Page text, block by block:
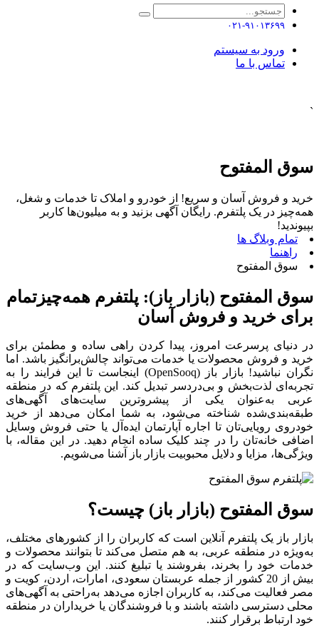
۰۲۱-۹۱۰۱۳۶۹۹
ورود به سیستم
تماس با ما
`
سوق المفتوح
خرید و فروش آسان و سریع! از خودرو و املاک تا خدمات و شغل،
همه‌چیز در یک پلتفرم. رایگان آگهی بزنید و به میلیون‌ها کاربر
بپیوندید!
تمام وبلاگ ها
راهنما
سوق المفتوح
سوق المفتوح (بازار باز): پلتفرم همه‌چیزتمام
برای خرید و فروش آسان
در دنیای پرسرعت امروز، پیدا کردن راهی ساده و مطمئن برای
خرید و فروش محصولات یا خدمات می‌تواند چالش‌برانگیز باشد. اما
نگران نباشید! بازار باز (OpenSooq) اینجاست تا این فرایند را به
تجربه‌ای لذت‌بخش و بی‌دردسر تبدیل کند. این پلتفرم که در منطقه
عربی به‌عنوان یکی از پیشروترین سایت‌های آگهی‌های
طبقه‌بندی‌شده شناخته می‌شود، به شما امکان می‌دهد از خرید
خودروی رویایی‌تان تا اجاره آپارتمان ایده‌آل یا حتی فروش وسایل
اضافی خانه‌تان را در چند کلیک ساده انجام دهید. در این مقاله، با
ویژگی‌ها، مزایا و دلایل محبوبیت بازار باز آشنا می‌شویم.
سوق المفتوح (بازار باز) چیست؟
بازار باز یک پلتفرم آنلاین است که کاربران را از کشورهای مختلف،
به‌ویژه در منطقه عربی، به هم متصل می‌کند تا بتوانند محصولات و
خدمات خود را بخرند، بفروشند یا تبلیغ کنند. این وب‌سایت که در
بیش از 20 کشور از جمله عربستان سعودی، امارات، اردن، کویت و
مصر فعالیت می‌کند، به کاربران اجازه می‌دهد به‌راحتی به آگهی‌های
محلی دسترسی داشته باشند و با فروشندگان یا خریداران در منطقه
خود ارتباط برقرار کنند.